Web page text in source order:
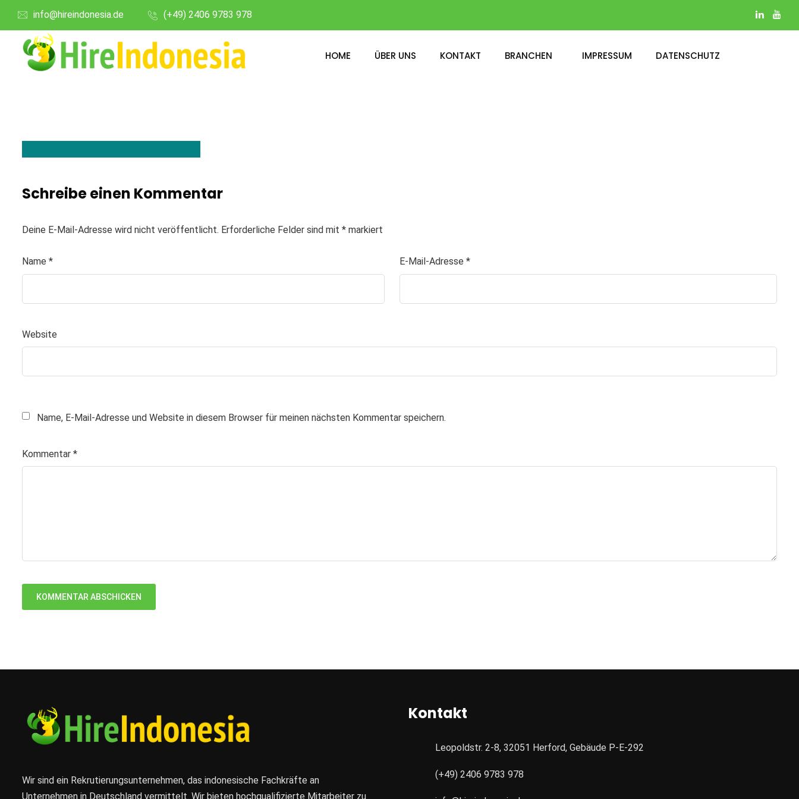
info@hireindonesia.de (+49) 2406 9783 978
HOME ÜBER UNS KONTAKT BRANCHEN IMPRESSUM DATENSCHUTZ
Schreibe einen Kommentar
Deine E-Mail-Adresse wird nicht veröffentlicht. Erforderliche Felder sind mit * markiert
Name * E-Mail-Adresse *
Website
Name, E-Mail-Adresse und Website in diesem Browser für meinen nächsten Kommentar speichern.
Kommentar *
Wir sind ein Rekrutierungsunternehmen, das indonesische Fachkräfte an
Unternehmen in Deutschland vermittelt. Wir bieten hochqualifizierte Mitarbeiter zu
Kontakt
Leopoldstr. 2-8, 32051 Herford, Gebäude P-E-292
(+49) 2406 9783 978